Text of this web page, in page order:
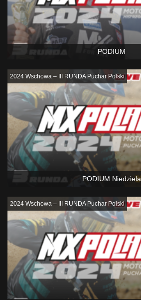
PODIUM
PODIUM Niedziela
2024 Wschowa – III RUNDA Puchar Polski
2024 Wschowa – III RUNDA Puchar Polski